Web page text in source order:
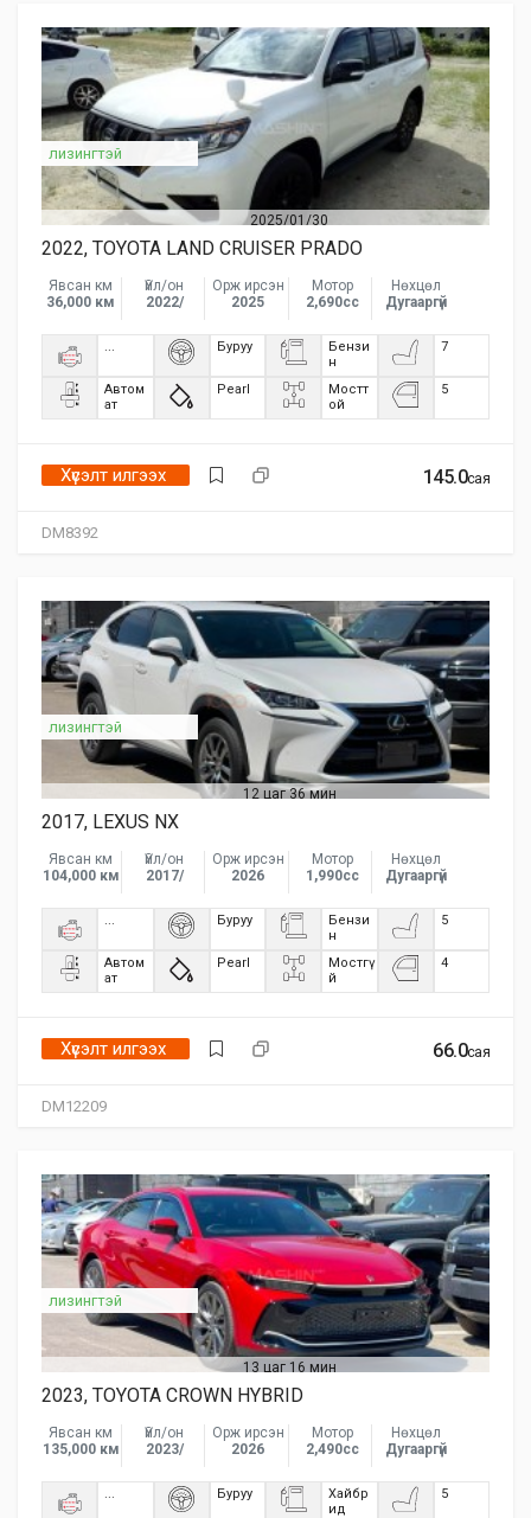
2025/01/30
DM8392
лизингтэй
2022, TOYOTA LAND CRUISER PRADO
Явсан км
36,000 км
Үйл/он
2022/
Орж ирсэн
2025
Мотор
2,690сс
Нөхцөл
Дугааргүй
... Буруу
Бензи
н
7
Автом
ат
Pearl
Мостт
ой
5
145.0сая
Хүсэлт илгээх
12 цаг 36 мин
DM12209
лизингтэй
2017, LEXUS NX
Явсан км
104,000 км
Үйл/он
2017/
Орж ирсэн
2026
Мотор
1,990сс
Нөхцөл
Дугааргүй
... Буруу
Бензи
н
5
Автом
ат
Pearl
Мостгү
й
4
66.0сая
Хүсэлт илгээх
13 цаг 16 мин
лизингтэй
2023, TOYOTA CROWN HYBRID
Явсан км
135,000 км
Үйл/он
2023/
Орж ирсэн
2026
Мотор
2,490сс
Нөхцөл
Дугааргүй
... Буруу
Хайбр
ид
5